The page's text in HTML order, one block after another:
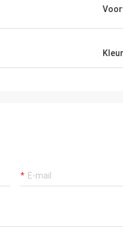
Kleur